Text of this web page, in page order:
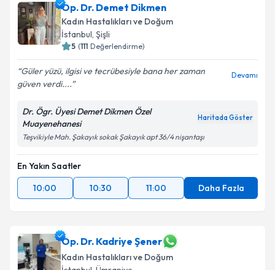
Op. Dr. Demet Dikmen
Kadın Hastalıkları ve Doğum
İstanbul, Şişli
5 (111 Değerlendirme)
Güler yüzü, ilgisi ve tecrübesiyle bana her zaman
güven verdi....
Devamı
Dr. Ögr. Üyesi Demet Dikmen Özel
Muayenehanesi
Haritada Göster
Teşvikiyle Mah. Şakayık sokak Şakayık apt 36/4 nişantaşı
En Yakın Saatler
10:00
10:30 11:00 Daha Fazla
Op. Dr. Kadriye Şener
Kadın Hastalıkları ve Doğum